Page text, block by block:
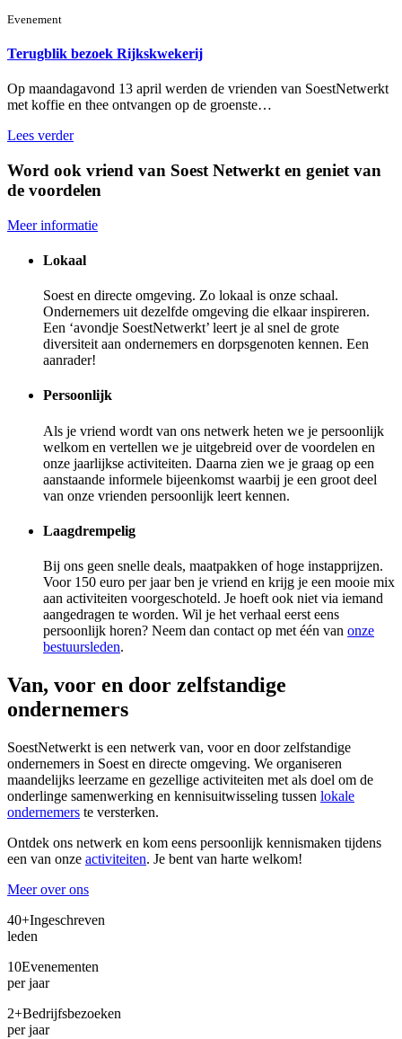
Evenement
Terugblik bezoek Rijkskwekerij
Op maandagavond 13 april werden de vrienden van SoestNetwerkt
met koffie en thee ontvangen op de groenste…
Lees verder
Word ook vriend van Soest Netwerkt en geniet van
de voordelen
Meer informatie
Lokaal
Soest en directe omgeving. Zo lokaal is onze schaal.
Ondernemers uit dezelfde omgeving die elkaar inspireren.
Een ‘avondje SoestNetwerkt’ leert je al snel de grote
diversiteit aan ondernemers en dorpsgenoten kennen. Een
aanrader!
Persoonlijk
Als je vriend wordt van ons netwerk heten we je persoonlijk
welkom en vertellen we je uitgebreid over de voordelen en
onze jaarlijkse activiteiten. Daarna zien we je graag op een
aanstaande informele bijeenkomst waarbij je een groot deel
van onze vrienden persoonlijk leert kennen.
Laagdrempelig
Bij ons geen snelle deals, maatpakken of hoge instapprijzen.
Voor 150 euro per jaar ben je vriend en krijg je een mooie mix
aan activiteiten voorgeschoteld. Je hoeft ook niet via iemand
aangedragen te worden. Wil je het verhaal eerst eens
persoonlijk horen? Neem dan contact op met één van onze
bestuursleden.
Van, voor en door zelfstandige
ondernemers
SoestNetwerkt is een netwerk van, voor en door zelfstandige
ondernemers in Soest en directe omgeving. We organiseren
maandelijks leerzame en gezellige activiteiten met als doel om de
onderlinge samenwerking en kennisuitwisseling tussen lokale
ondernemers te versterken.
Ontdek ons netwerk en kom eens persoonlijk kennismaken tijdens
een van onze activiteiten. Je bent van harte welkom!
Meer over ons
40+Ingeschreven
leden
10Evenementen
per jaar
2+Bedrijfsbezoeken
per jaar